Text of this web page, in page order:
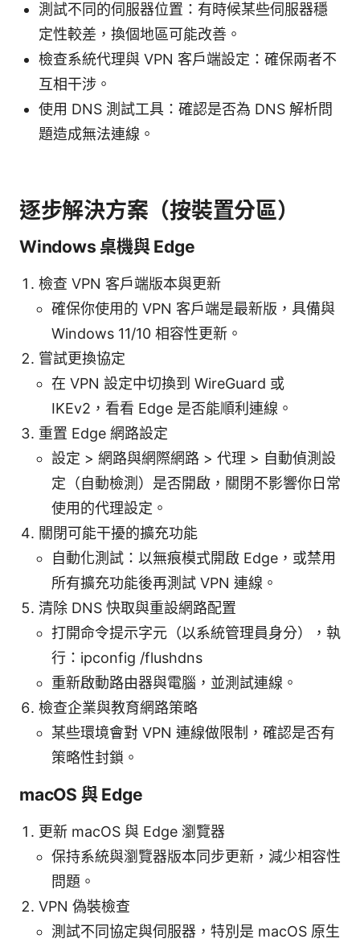
測試不同的伺服器位置：有時候某些伺服器穩
定性較差，換個地區可能改善。
檢查系統代理與 VPN 客戶端設定：確保兩者不
互相干涉。
使用 DNS 測試工具：確認是否為 DNS 解析問
題造成無法連線。
逐步解決方案（按裝置分區）
Windows 桌機與 Edge
檢查 VPN 客戶端版本與更新
確保你使用的 VPN 客戶端是最新版，具備與
Windows 11/10 相容性更新。
嘗試更換協定
在 VPN 設定中切換到 WireGuard 或
IKEv2，看看 Edge 是否能順利連線。
重置 Edge 網路設定
設定 > 網路與網際網路 > 代理 > 自動偵測設
定（自動檢測）是否開啟，關閉不影響你日常
使用的代理設定。
關閉可能干擾的擴充功能
自動化測試：以無痕模式開啟 Edge，或禁用
所有擴充功能後再測試 VPN 連線。
清除 DNS 快取與重設網路配置
打開命令提示字元（以系統管理員身分），執
行：ipconfig /flushdns
重新啟動路由器與電腦，並測試連線。
檢查企業與教育網路策略
某些環境會對 VPN 連線做限制，確認是否有
策略性封鎖。
macOS 與 Edge
更新 macOS 與 Edge 瀏覽器
保持系統與瀏覽器版本同步更新，減少相容性
問題。
VPN 偽裝檢查
測試不同協定與伺服器，特別是 macOS 原生